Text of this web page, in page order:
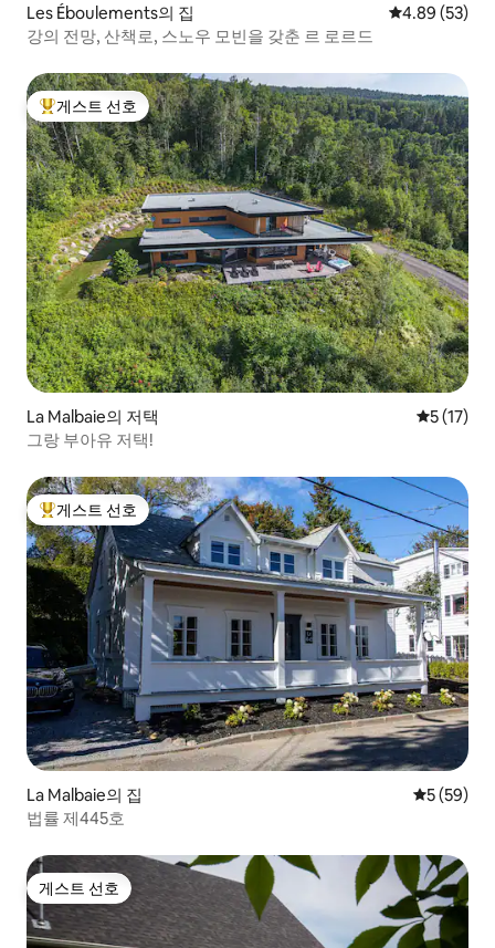
Les Éboulements의 집 평점 4.89점(5
4.89 (53)
강의 전망, 산책로, 스노우 모빈을 갖춘 르 로르드
상위 게스트 선호
게스트 선호
La Malbaie의 저택 평점 5점
5 (17)
그랑 부아유 저택!
상위 게스트 선호
게스트 선호
La Malbaie의 집 평점 5점(5
5 (59)
법률 제445호
게스트 선호
게스트 선호